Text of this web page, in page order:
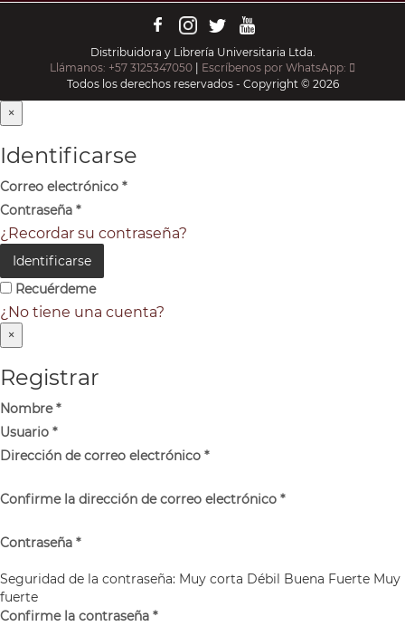
Distribuidora y Librería Universitaria Ltda.
Llámanos: +57 3125347050
Escríbenos por WhatsApp:
Todos los derechos reservados - Copyright © 2026
×
Identificarse
Correo electrónico *
Contraseña *
¿Recordar su contraseña?
Identificarse
Recuérdeme
¿No tiene una cuenta?
×
Registrar
Nombre*
Usuario *
Dirección de correo electrónico *
Confirme la dirección de correo electrónico *
Contraseña *
Seguridad de la contraseña: Muy corta Débil Buena Fuerte Muy
fuerte
Confirme la contraseña *